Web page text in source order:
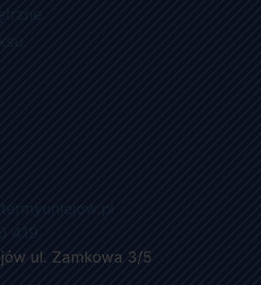
419
ul. Zamkowa 3/5